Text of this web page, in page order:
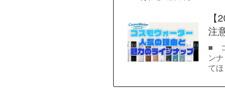
注
■
ン
て